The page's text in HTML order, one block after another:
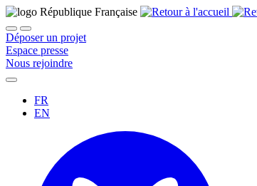
Déposer un projet
Espace presse
Nous rejoindre
FR
EN